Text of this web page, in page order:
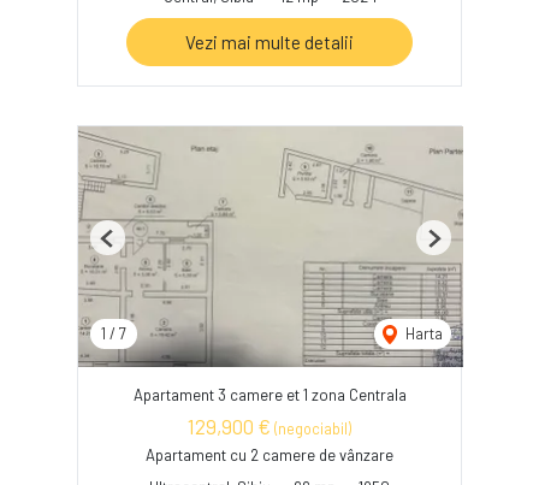
Vezi mai multe detalii
1 / 7 Harta
Previous Next
Apartament 3 camere et 1 zona Centrala
129,900 € (negociabil)
Apartament cu 2 camere de vânzare